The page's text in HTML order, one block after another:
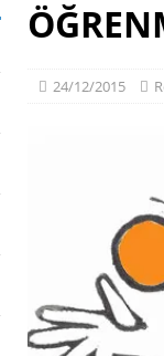
24/12/2015